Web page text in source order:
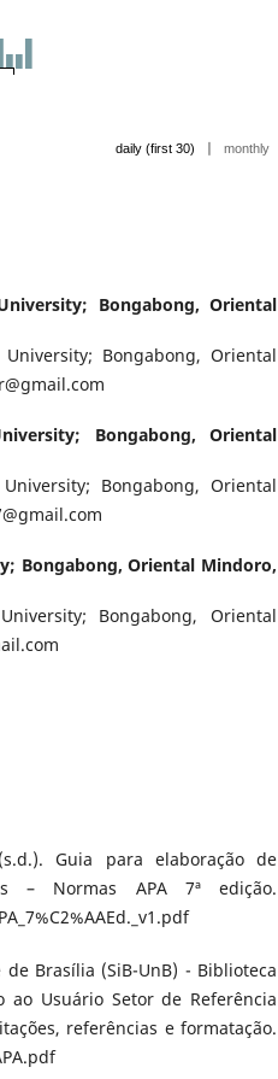
daily (first 30) | monthly
Bongabong, Oriental
Bongabong, Oriental
Bongabong, Oriental
Bongabong, Oriental
Bongabong, Oriental Mindoro,
Bongabong, Oriental
Guia para elaboração de
– Normas APA 7ª edição.
Brasília (SiB-UnB) - Biblioteca
ao Usuário Setor de Referência
referências e formatação.